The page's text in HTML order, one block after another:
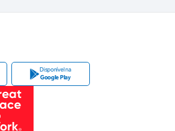
Disponível na
Google Play